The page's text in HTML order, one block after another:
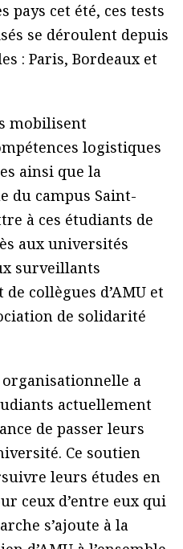
pays cet été, ces tests
se déroulent depuis
: Paris, Bordeaux et
mobilisent
logistiques
ainsi que la
du campus Saint-
à ces étudiants de
aux universités
surveillants
collègues d’AMU et
de solidarité
a
actuellement
de passer leurs
Ce soutien
leurs études en
ceux d’entre eux qui
s’ajoute à la